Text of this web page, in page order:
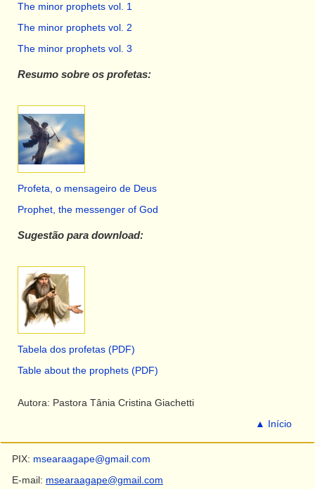
The minor prophets vol. 1
The minor prophets vol. 2
The minor prophets vol. 3
Resumo sobre os profetas:
Profeta, o mensageiro de Deus
Prophet, the messenger of God
Sugestão para download:
Tabela dos profetas (PDF)
Table about the prophets (PDF)
Autora: Pastora Tânia Cristina Giachetti
▲ Início
PIX: msearaagape@gmail.com
E-mail: msearaagape@gmail.com